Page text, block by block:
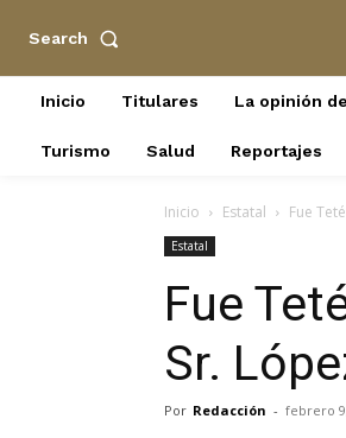
Search
Inicio Titulares La opinión
Turismo Salud Reportajes
Inicio Estatal Fue
Estatal
Fue
Sr.
Por Redacción - febrero